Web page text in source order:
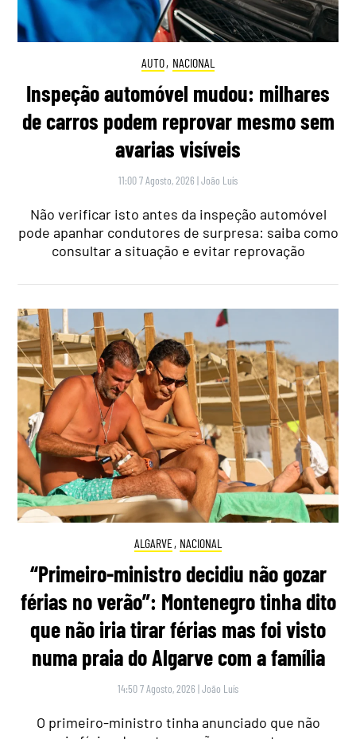
AUTO, NACIONAL
Inspeção automóvel mudou: milhares
de carros podem reprovar mesmo sem
avarias visíveis
11:00 7 Agosto, 2026 |João Luís
Não verificar isto antes da inspeção automóvel
pode apanhar condutores de surpresa: saiba como
consultar a situação e evitar reprovação
ALGARVE, NACIONAL
“Primeiro-ministro decidiu não gozar
férias no verão”: Montenegro tinha dito
que não iria tirar férias mas foi visto
numa praia do Algarve com a família
14:50 7 Agosto, 2026 |João Luís
O primeiro-ministro tinha anunciado que não